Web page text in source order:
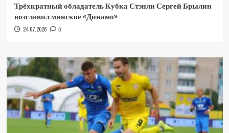
Трёхкратный обладатель Кубка Стэнли Сергей Брылин
возглавил минское «Динамо»
24.07.2026 0